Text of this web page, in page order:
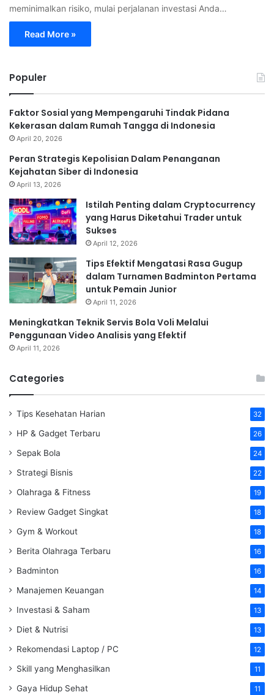
meminimalkan risiko, mulai perjalanan investasi Anda…
Read More »
Populer
Faktor Sosial yang Mempengaruhi Tindak Pidana
Kekerasan dalam Rumah Tangga di Indonesia
April 20, 2026
Peran Strategis Kepolisian Dalam Penanganan
Kejahatan Siber di Indonesia
April 13, 2026
Istilah Penting dalam Cryptocurrency
yang Harus Diketahui Trader untuk
Sukses
April 12, 2026
Tips Efektif Mengatasi Rasa Gugup
dalam Turnamen Badminton Pertama
untuk Pemain Junior
April 11, 2026
Meningkatkan Teknik Servis Bola Voli Melalui
Penggunaan Video Analisis yang Efektif
April 11, 2026
Categories
Tips Kesehatan Harian 32
HP & Gadget Terbaru 26
Sepak Bola 24
Strategi Bisnis 22
Olahraga & Fitness 19
Review Gadget Singkat 18
Gym & Workout 18
Berita Olahraga Terbaru 16
Badminton 16
Manajemen Keuangan 14
Investasi & Saham 13
Diet & Nutrisi 13
Rekomendasi Laptop / PC 12
Skill yang Menghasilkan 11
Gaya Hidup Sehat 11